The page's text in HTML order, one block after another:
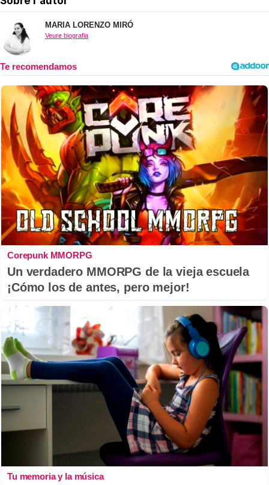
MARIA LORENZO MIRÓ
Veure biografia
Corepunk MMORPG
Un verdadero MMORPG de la vieja escuela
¡Cómo los de antes, pero mejor!
Tu memoria y la música